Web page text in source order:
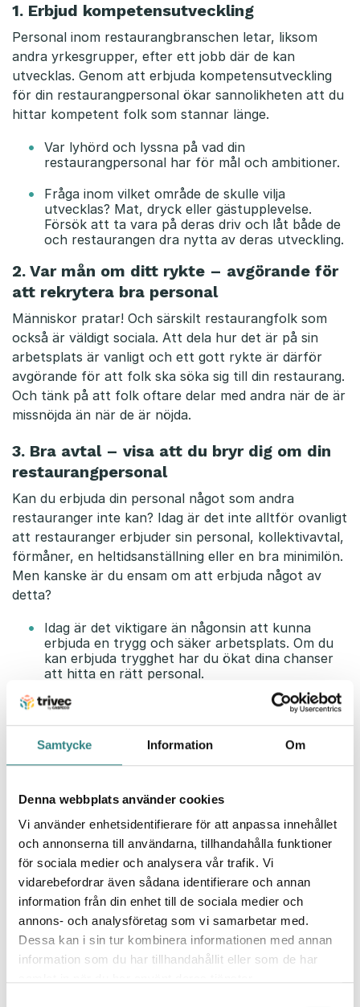
Samtycke Information Om
Denna webbplats använder cookies
Vi använder enhetsidentifierare för att anpassa innehållet
och annonserna till användarna, tillhandahålla funktioner
för sociala medier och analysera vår trafik. Vi
vidarebefordrar även sådana identifierare och annan
information från din enhet till de sociala medier och
annons- och analysföretag som vi samarbetar med.
Dessa kan i sin tur kombinera informationen med annan
information som du har tillhandahållit eller som de har
a
n
g
p
n
a
l
1. Erbjud kompetensutveckling
Personal inom restaurangbranschen letar, liksom
andra yrkesgrupper, efter ett jobb där de kan
utvecklas. Genom att erbjuda kompetensutveckling
för din restaurangpersonal ökar sannolikheten att du
hittar kompetent folk som stannar länge.
Var lyhörd och lyssna på vad din
restaurangpersonal har för mål och ambitioner.
Fråga inom vilket område de skulle vilja
utvecklas? Mat, dryck eller gästupplevelse.
Försök att ta vara på deras driv och låt både de
och restaurangen dra nytta av deras utveckling.
2. Var mån om ditt rykte – avgörande för
att rekrytera bra personal
Människor pratar! Och särskilt restaurangfolk som
också är väldigt sociala. Att dela hur det är på sin
arbetsplats är vanligt och ett gott rykte är därför
avgörande för att folk ska söka sig till din restaurang.
Och tänk på att folk oftare delar med andra när de är
missnöjda än när de är nöjda.
3. Bra avtal – visa att du bryr dig om din
restaurangpersonal
Kan du erbjuda din personal något som andra
restauranger inte kan? Idag är det inte alltför ovanligt
att restauranger erbjuder sin personal, kollektivavtal,
förmåner, en heltidsanställning eller en bra minimilön.
Men kanske är du ensam om att erbjuda något av
detta?
Idag är det viktigare än någonsin att kunna
erbjuda en trygg och säker arbetsplats. Om du
kan erbjuda trygghet har du ökat dina chanser
att hitta en rätt personal.
4. Sociala medier för restaurang – lyft
din restaurangpersonal
Många som letar efter jobb tittar på företagets
medier och då särskilt Linkedin. Lyft fram
medarbetare som gör något bra, visa
inspirationsbilder eller bilder från en mässa. Var dock
noga med att inte måla upp en alltför putsad och
orimlig fasad – det ser man ofta igenom!
Många i restaurangbranschen byter jobb ofta.
Genom att visa uppskattning i sociala medier kan
du få fler att stanna i branschen.
5. Smidig schemaläggning av